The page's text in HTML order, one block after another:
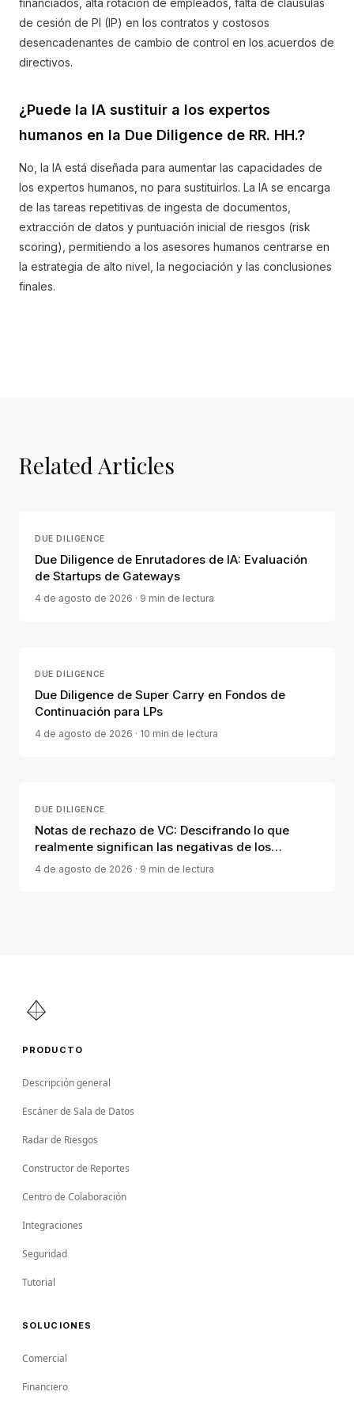
financiados, alta rotación de empleados, falta de cláusulas
de cesión de PI (IP) en los contratos y costosos
desencadenantes de cambio de control en los acuerdos de
directivos.
¿Puede la IA sustituir a los expertos
humanos en la Due Diligence de RR. HH.?
No, la IA está diseñada para aumentar las capacidades de
los expertos humanos, no para sustituirlos. La IA se encarga
de las tareas repetitivas de ingesta de documentos,
extracción de datos y puntuación inicial de riesgos (risk
scoring), permitiendo a los asesores humanos centrarse en
la estrategia de alto nivel, la negociación y las conclusiones
finales.
Related Articles
DUE DILIGENCE
Due Diligence de Enrutadores de IA: Evaluación
de Startups de Gateways
4 de agosto de 2026 · 9 min de lectura
DUE DILIGENCE
Due Diligence de Super Carry en Fondos de
Continuación para LPs
4 de agosto de 2026 · 10 min de lectura
DUE DILIGENCE
Notas de rechazo de VC: Descifrando lo que
realmente significan las negativas de los
inversores
4 de agosto de 2026 · 9 min de lectura
PRODUCTO
Descripción general
Escáner de Sala de Datos
Radar de Riesgos
Constructor de Reportes
Centro de Colaboración
Integraciones
Seguridad
Tutorial
SOLUCIONES
Comercial
Financiero